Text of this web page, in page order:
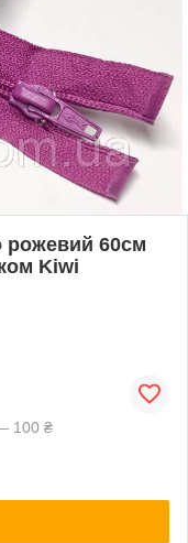
рожевий 60см
Kiwi
100 ₴